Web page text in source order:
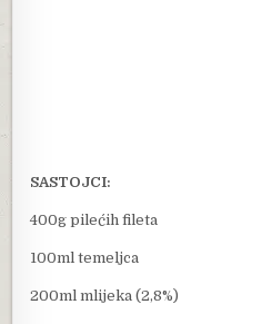
SASTOJCI:
400g pilećih fileta
100ml temeljca
200ml mlijeka (2,8%)